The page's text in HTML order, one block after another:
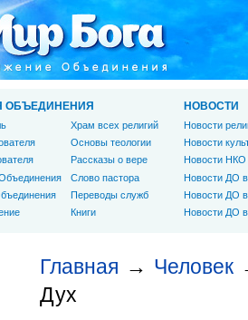
Главная → Человек
Дух
ОБЪЕДИНЕНИЯ
Храм всех религий
Основы теологии
Рассказы о вере
Слово пастора
Переводы служб
Книги
НОВОСТИ
Новости
Новости
Новости НКО
Новости ДО
Новости ДО
Новости ДО